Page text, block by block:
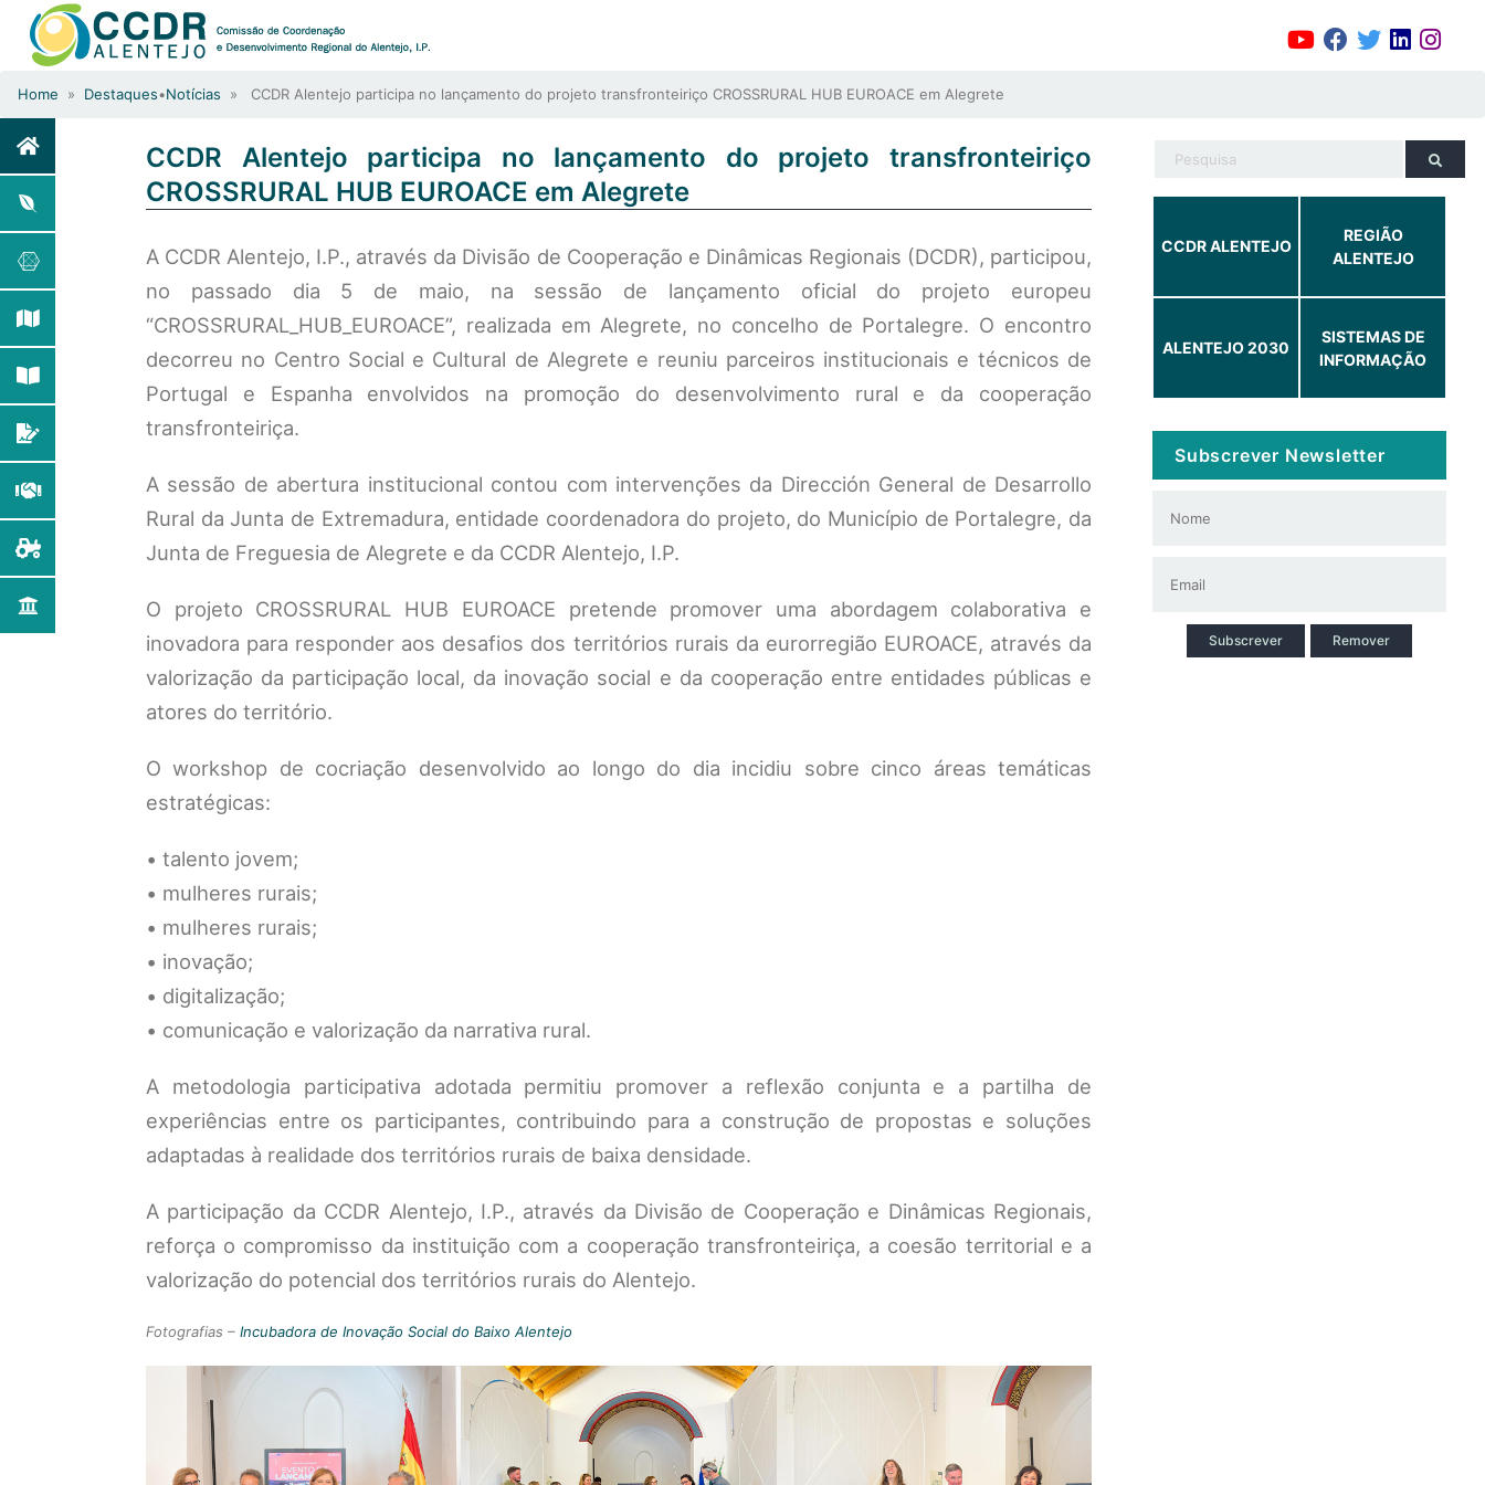
Home » Destaques•Notícias » CCDR Alentejo participa no lançamento do projeto transfronteiriço CROSSRURAL HUB EUROACE em Alegrete
CCDR Alentejo participa no lançamento do projeto transfronteiriço
CROSSRURAL HUB EUROACE em Alegrete
A CCDR Alentejo, I.P., através da Divisão de Cooperação e Dinâmicas Regionais (DCDR), participou,
no passado dia 5 de maio, na sessão de lançamento oficial do projeto europeu
“CROSSRURAL_HUB_EUROACE”, realizada em Alegrete, no concelho de Portalegre. O encontro
decorreu no Centro Social e Cultural de Alegrete e reuniu parceiros institucionais e técnicos de
Portugal e Espanha envolvidos na promoção do desenvolvimento rural e da cooperação
transfronteiriça.
A sessão de abertura institucional contou com intervenções da Dirección General de Desarrollo
Rural da Junta de Extremadura, entidade coordenadora do projeto, do Município de Portalegre, da
Junta de Freguesia de Alegrete e da CCDR Alentejo, I.P.
O projeto CROSSRURAL HUB EUROACE pretende promover uma abordagem colaborativa e
inovadora para responder aos desafios dos territórios rurais da eurorregião EUROACE, através da
valorização da participação local, da inovação social e da cooperação entre entidades públicas e
atores do território.
O workshop de cocriação desenvolvido ao longo do dia incidiu sobre cinco áreas temáticas
estratégicas:
• talento jovem;
• mulheres rurais;
• mulheres rurais;
• inovação;
• digitalização;
• comunicação e valorização da narrativa rural.
A metodologia participativa adotada permitiu promover a reflexão conjunta e a partilha de
experiências entre os participantes, contribuindo para a construção de propostas e soluções
adaptadas à realidade dos territórios rurais de baixa densidade.
A participação da CCDR Alentejo, I.P., através da Divisão de Cooperação e Dinâmicas Regionais,
reforça o compromisso da instituição com a cooperação transfronteiriça, a coesão territorial e a
valorização do potencial dos territórios rurais do Alentejo.
Fotografias – Incubadora de Inovação Social do Baixo Alentejo
CCDR ALENTEJO
REGIÃO
ALENTEJO
ALENTEJO 2030
SISTEMAS DE
INFORMAÇÃO
Subscrever Newsletter
Subscrever Remover